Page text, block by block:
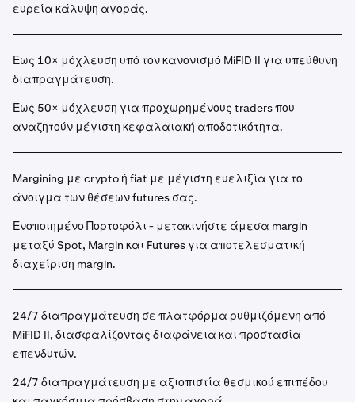
ευρεία κάλυψη αγοράς.
Έως 10× μόχλευση υπό τον κανονισμό MiFID II για υπεύθυνη
διαπραγμάτευση.
Έως 50× μόχλευση για προχωρημένους traders που
αναζητούν μέγιστη κεφαλαιακή αποδοτικότητα.
Margining με crypto ή fiat με μέγιστη ευελιξία για το
άνοιγμα των θέσεων futures σας.
Ενοποιημένο Πορτοφόλι - μετακινήστε άμεσα margin
μεταξύ Spot, Margin και Futures για αποτελεσματική
διαχείριση margin.
24/7 διαπραγμάτευση σε πλατφόρμα ρυθμιζόμενη από
MiFID II, διασφαλίζοντας διαφάνεια και προστασία
επενδυτών.
24/7 διαπραγμάτευση με αξιοπιστία θεσμικού επιπέδου